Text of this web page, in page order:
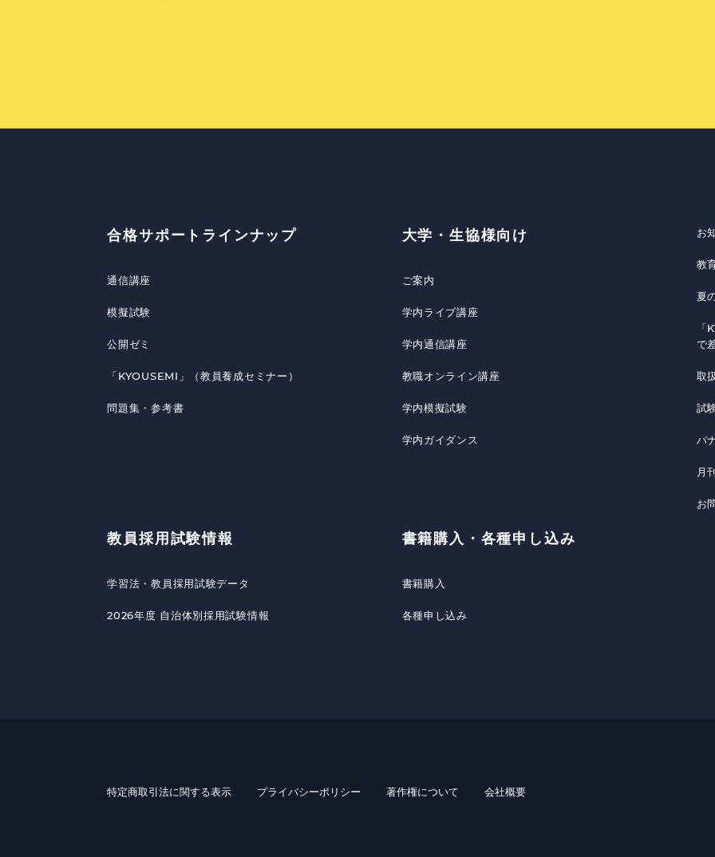
合格サポートラインナップ
通信講座
模擬試験
公開ゼミ
「KYOUSEMI」（教員養成セミナー）
問題集・参考書
教員採用試験情報
学習法・教員採用試験データ
2026年度 自治体別採用試験情報
大学・生協様向け
ご案内
学内ライブ講座
学内通信講座
教職オンライン講座
学内模擬試験
学内ガイダンス
書籍購入・各種申し込み
書籍購入
各種申し込み
お
教
夏
で
取
試
バ
月
お
特定商取引法に関する表示 プライバシーポリシー 著作権について 会社概要